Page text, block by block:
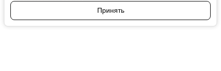
Принять